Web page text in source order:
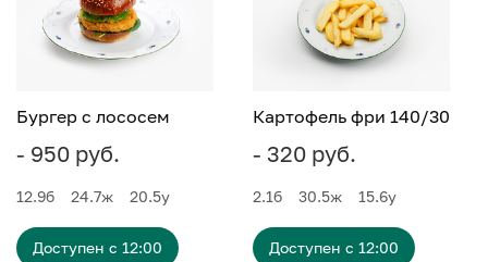
Бургер с лососем
- 950 руб.
12.9б 24.7ж 20.5у
Доступен с 12:00
Картофель фри 140/30
- 320 руб.
2.1б 30.5ж 15.6у
Доступен с 12:00